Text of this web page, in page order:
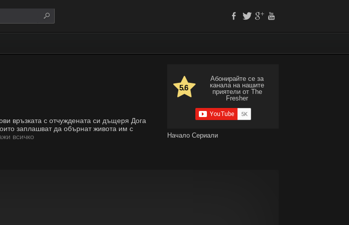
5.6
Абонирайте се за
канала на нашите
приятели от The
Fresher
Начало Сериали
връзката с отчуждената си дъщеря Дога
заплашват да обърнат живота им с
всичко